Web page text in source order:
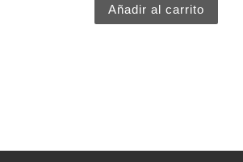
Añadir al carrito